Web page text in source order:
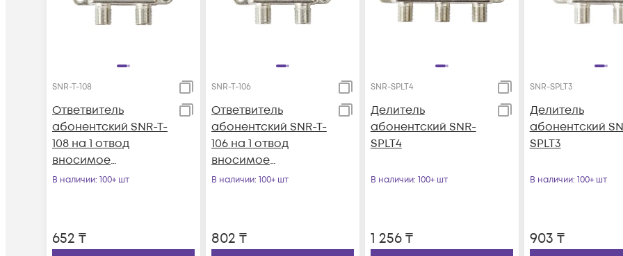
SNR-T-108
Ответвитель
абонентский SNR-T-
108 на 1 отвод
вносимое
затухание IN-TAP
В наличии: 100+ шт
652 ₸
SNR-T-106
Ответвитель
абонентский SNR-T-
106 на 1 отвод
вносимое
затухание IN-TAP
В наличии: 100+ шт
802 ₸
SNR-SPLT4
Делитель
абонентский SNR-
SPLT4
В наличии: 100+ шт
1 256₸
SNR-SPLT3
Делитель
абонентский
SPLT3
В наличии: 100+ шт
903 ₸